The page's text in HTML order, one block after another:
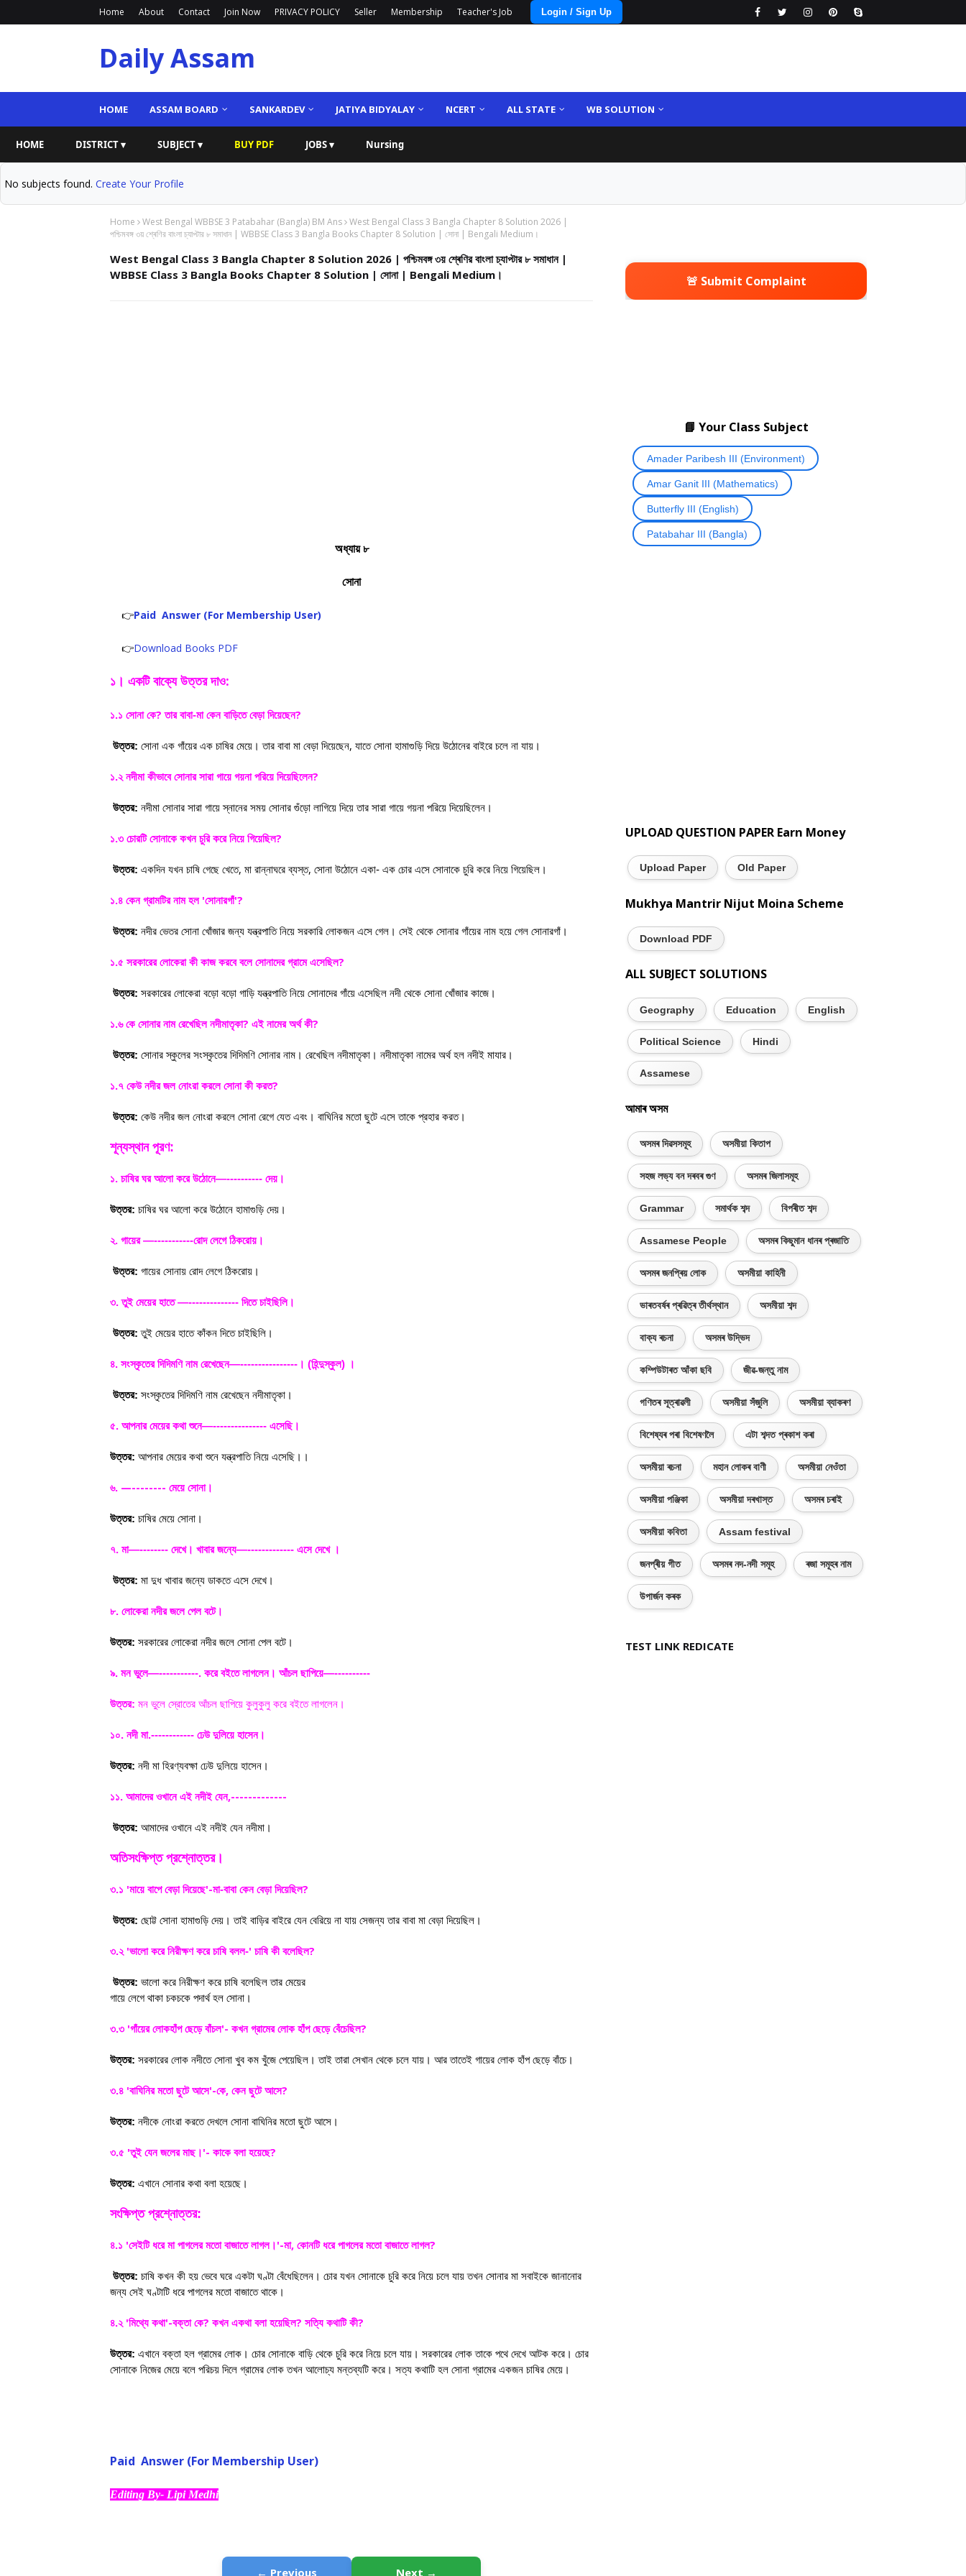
Home About Contact Join Now PRIVACY POLICY Seller Membership Teacher's Job Login / Sign Up
Daily Assam
HOME ASSAM BOARD SANKARDEV JATIYA BIDYALAY NCERT ALL STATE WB SOLUTION
HOME DISTRICT ▾ SUBJECT ▾ BUY PDF JOBS ▾ Nursing
No subjects found. Create Your Profile
Home West Bengal WBBSE 3 Patabahar (Bangla) BM Ans West Bengal Class 3 Bangla Chapter 8 Solution 2026 |
পশ্চিমবঙ্গ ৩য় শ্ৰেণির বাংলা চ্যাপ্টার ৮ সমাধান | WBBSE Class 3 Bangla Books Chapter 8 Solution | সোনা | Bengali Medium।
West Bengal Class 3 Bangla Chapter 8 Solution 2026 | পশ্চিমবঙ্গ ৩য় শ্ৰেণির বাংলা চ্যাপ্টার ৮ সমাধান |
WBBSE Class 3 Bangla Books Chapter 8 Solution | সোনা | Bengali Medium।
অধ্যায় ৮
সোনা
👉Paid Answer (For Membership User)
👉Download Books PDF
১। একটি বাক্যে উত্তর দাও:
১.১ সোনা কে?তার বাবা-মা কেন বাড়িতে বেড়া দিয়েছেন?
উত্তর: সোনা এক গাঁয়ের এক চাষির মেয়ে। তার বাবা মা বেড়া দিয়েছেন, যাতে সোনা হামাগুড়ি দিয়ে উঠোনের বাইরে চলে না যায়।
১.২ নদীমা কীভাবে সোনার সারা গায়ে গয়না পরিয়ে দিয়েছিলেন?
উত্তর: নদীমা সোনার সারা গায়ে স্নানের সময় সোনার গুঁড়ো লাগিয়ে দিয়ে তার সারা গায়ে গয়না পরিয়ে দিয়েছিলেন।
১.৩ চোরটি সোনাকে কখন চুরি করে নিয়ে গিয়েছিল?
উত্তর: একদিন যখন চাষি গেছে খেতে, মা রান্নাঘরে ব্যস্ত, সোনা উঠোনে একা- এক চোর এসে সোনাকে চুরি করে নিয়ে গিয়েছিল।
১.৪ কেন গ্রামটির নাম হল 'সোনারগাঁ'?
উত্তর: নদীর ভেতর সোনা খোঁজার জন্য যন্ত্রপাতি নিয়ে সরকারি লোকজন এসে গেল। সেই থেকে সোনার গাঁয়ের নাম হয়ে গেল সোনারগাঁ।
১.৫ সরকারের লোকেরা কী কাজ করবে বলে সোনাদের গ্রামে এসেছিল?
উত্তর: সরকারের লোকেরা বড়ো বড়ো গাড়ি যন্ত্রপাতি নিয়ে সোনাদের গাঁয়ে এসেছিল নদী থেকে সোনা খোঁজার কাজে।
১.৬ কে সোনার নাম রেখেছিল নদীমাতৃকা? এই নামের অর্থ কী?
উত্তর: সোনার স্কুলের সংস্কৃতের দিদিমণি সোনার নাম। রেখেছিল নদীমাতৃকা। নদীমাতৃকা নামের অর্থ হল নদীই মাযার।
১.৭ কেউ নদীর জল নোংরা করলে সোনা কী করত?
উত্তর: কেউ নদীর জল নোংরা করলে সোনা রেগে যেত এবং। বাঘিনির মতো ছুটে এসে তাকে প্রহার করত।
শূন্যস্থান পূরণ:
১. চাষির ঘর আলো করে উঠোনে—---------- দেয়।
উত্তর: চাষির ঘর আলো করে উঠোনে হামাগুড়ি দেয়।
২. গায়ের —-----------রোদ লেগে ঠিকরোয়।
উত্তর: গায়ের সোনায় রোদ লেগে ঠিকরোয়।
৩. তুই মেয়ের হাতে —-------------- দিতে চাইছিলি।
উত্তর: তুই মেয়ের হাতে কাঁকন দিতে চাইছিলি।
৪. সংস্কৃতের দিদিমণি নাম রেখেছেন—----------------। (হিন্দুস্কুল) ।
উত্তর: সংস্কৃতের দিদিমণি নাম রেখেছেন নদীমাতৃকা।
৫. আপনার মেয়ের কথা শুনে—--------------- এসেছি।
উত্তর: আপনার মেয়ের কথা শুনে যন্ত্রপাতি নিয়ে এসেছি।।
৬. —-------- মেয়ে সোনা।
উত্তর: চাষির মেয়ে সোনা।
৭. মা—-------- দেখে। খাবার জন্যে—------------- এসে দেখে ।
উত্তর: মা দুধ খাবার জন্যে ডাকতে এসে দেখে।
৮. লোকেরা নদীর জলে পেল বটে।
উত্তর: সরকারের লোকেরা নদীর জলে সোনা পেল বটে।
৯. মন ভুলে—-----------. করে বইতে লাগলেন। আঁচল ছাপিয়ে—----------
উত্তর: মন ভুলে স্রোতের আঁচল ছাপিয়ে কুলুকুলু করে বইতে লাগলেন।
১০. নদী মা.------------ ঢেউ দুলিয়ে হাসেন।
উত্তর: নদী মা হিরণ্যবক্ষা ঢেউ দুলিয়ে হাসেন।
১১. আমাদের ওখানে এই নদীই যেন,-------------
উত্তর: আমাদের ওখানে এই নদীই যেন নদীমা।
অতিসংক্ষিপ্ত প্রশ্নোত্তর।
৩.১ 'মায়ে বাপে বেড়া দিয়েছে'-মা-বাবা কেন বেড়া দিয়েছিল?
উত্তর: ছোট্ট সোনা হামাগুড়ি দেয়। তাই বাড়ির বাইরে যেন বেরিয়ে না যায় সেজন্য তার বাবা মা বেড়া দিয়েছিল।
৩.২ 'ভালো করে নিরীক্ষণ করে চাষি বলল-' চাষি কী বলেছিল?
উত্তর: ভালো করে নিরীক্ষণ করে চাষি বলেছিল তার মেয়ের
গায়ে লেগে থাকা চকচকে পদার্থ হল সোনা।
৩.৩ 'গাঁয়ের লোকহাঁপ ছেড়ে বাঁচল'- কখন গ্রামের লোক হাঁপ ছেড়ে বেঁচেছিল?
উত্তর: সরকারের লোক নদীতে সোনা খুব কম খুঁজে পেয়েছিল। তাই তারা সেখান থেকে চলে যায়। আর তাতেই গায়ের লোক হাঁপ ছেড়ে বাঁচে।
৩.৪ 'বাঘিনির মতো ছুটে আসে'-কে, কেন ছুটে আসে?
উত্তর: নদীকে নোংরা করতে দেখলে সোনা বাঘিনির মতো ছুটে আসে।
৩.৫ 'তুই যেন জলের মাছ।'- কাকে বলা হয়েছে?
উত্তর: এখানে সোনার কথা বলা হয়েছে।
সংক্ষিপ্ত প্রশ্নোত্তর:
৪.১ 'সেইটি ধরে মা পাগলের মতো বাজাতে লাগল।'-মা, কোনটি ধরে পাগলের মতো বাজাতে লাগল?
উত্তর: চাষি কখন কী হয় ভেবে ঘরে একটা ঘণ্টা বেঁধেছিলেন। চোর যখন সোনাকে চুরি করে নিয়ে চলে যায় তখন সোনার মা সবাইকে জানানোর
জন্য সেই ঘণ্টাটি ধরে পাগলের মতো বাজাতে থাকে।
৪.২ 'মিথ্যে কথা'-বক্তা কে? কখন একথা বলা হয়েছিল? সত্যি কথাটি কী?
উত্তর: এখানে বক্তা হল গ্রামের লোক। চোর সোনাকে বাড়ি থেকে চুরি করে নিয়ে চলে যায়। সরকারের লোক তাকে পথে দেখে আটক করে। চোর
সোনাকে নিজের মেয়ে বলে পরিচয় দিলে গ্রামের লোক তখন আলোচ্য মন্তব্যটি করে। সত্য কথাটি হল সোনা গ্রামের একজন চাষির মেয়ে।
Paid Answer (For Membership User)
Editing By- Lipi Medhi
← Previous Next →
🚨 Submit Complaint
📘 Your Class Subject
Amader Paribesh III (Environment)
Amar Ganit III (Mathematics)
Butterfly III (English)
Patabahar III (Bangla)
UPLOAD QUESTION PAPER Earn Money
Upload Paper Old Paper
Mukhya Mantrir Nijut Moina Scheme
Download PDF
ALL SUBJECT SOLUTIONS
Geography Education English
Political Science Hindi
Assamese
আমাৰ অসম
অসমৰ দিৱসসমূহ অসমীয়া কিতাপ
সহজ লভ্য বন দৰবৰ গুণ অসমৰ জিলাসমূহ
Grammar সমাৰ্থক শব্দ বিপৰীত শব্দ
Assamese People অসমৰ কিছুমান ধানৰ প্ৰজাতি
অসমৰ জনপ্ৰিয় লোক অসমীয়া কাহিনী
ভাৰতবৰ্ষৰ প্ৰৱিত্ৰ তীৰ্থস্থান অসমীয়া শব্দ
বাক্য ৰচনা অসমৰ উদ্ভিদ
কম্পিউটাৰত আঁকা ছবি জীৱ-জন্তু নাম
গণিতৰ সূত্ৰাৱলী অসমীয়া সঁজুলি অসমীয়া ব্যাকৰণ
বিশেষ্যৰ পৰা বিশেষণলৈ এটা শব্দত প্ৰকাশ কৰা
অসমীয়া ৰচনা মহান লোকৰ বাণী অসমীয়া নেওঁতা
অসমীয়া পঞ্জিকা অসমীয়া দৰখাস্ত অসমৰ চৰাই
অসমীয়া কবিতা Assam festival
জনপ্ৰীয় গীত অসমৰ নদ-নদী সমূহ ৰজা সমূহৰ নাম
উপাৰ্জন কৰক
TEST LINK REDICATE